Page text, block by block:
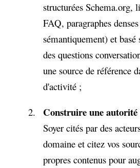
structurées Schema.org,
FAQ, paragraphes
sémantiquement) et basé
des questions
une source de référence
d'activité ;
Construire une
Soyer cités par des
domaine et citez vos
propres contenus pour